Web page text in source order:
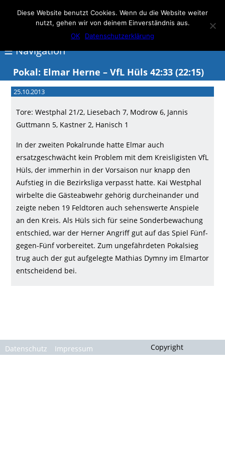
Elmar Herne 22
100% Handball
☰ Navigation
Elmar
Events
Handball
Schwimmen
login
Gallerie
Pokal: Elmar Herne – VfL Hüls 42:33 (22:15)
25.10.2013
Tore: Westphal 21/2, Liesebach 7, Modrow 6, Jannis
Guttmann 5, Kastner 2, Hanisch 1
In der zweiten Pokalrunde hatte Elmar auch
ersatzgeschwächt kein Problem mit dem Kreisligisten VfL
Hüls, der immerhin in der Vorsaison nur knapp den
Aufstieg in die Bezirksliga verpasst hatte. Kai Westphal
wirbelte die Gästeabwehr gehörig durcheinander und
zeigte neben 19 Feldtoren auch sehenswerte Anspiele
an den Kreis. Als Hüls sich für seine Sonderbewachung
entschied, war der Herner Angriff gut auf das Spiel Fünf-
gegen-Fünf vorbereitet. Zum ungefährdeten Pokalsieg
trug auch der gut aufgelegte Mathias Dymny im Elmartor
entscheidend bei.
Datenschutz Impressum Copyright
Diese Website benutzt Cookies. Wenn du die Website weiter
nutzt, gehen wir von deinem Einverständnis aus.
OK
Datenschutzerklärung